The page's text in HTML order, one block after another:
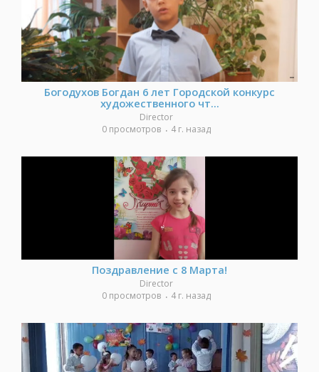
Богодухов Богдан 6 лет Городской конкурс
художественного чт...
Director
0 просмотров
4 г. назад
Поздравление с 8 Марта!
Director
0 просмотров
4 г. назад